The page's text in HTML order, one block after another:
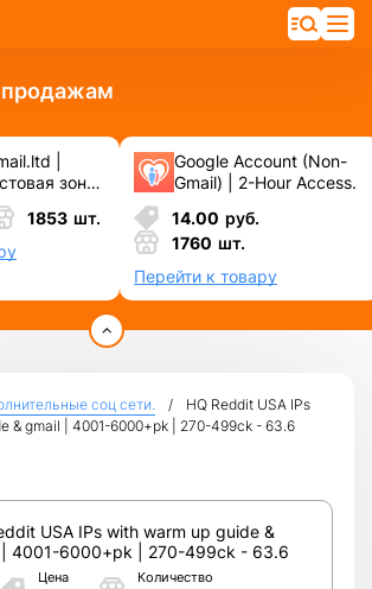
|
зона
Чистые
☑️
для ФБ/
1853 шт.
Google Account (Non-
Gmail) | 2-Hour Access.
14.00 руб.
1760 шт.
Перейти к товару
соц сети.
HQ Reddit USA IPs
& gmail | 4001-6000+pk | 270-499ck - 63.6
USA IPs with warm up guide &
| 4001-6000+pk | 270-499ck - 63.6
Цена Количество